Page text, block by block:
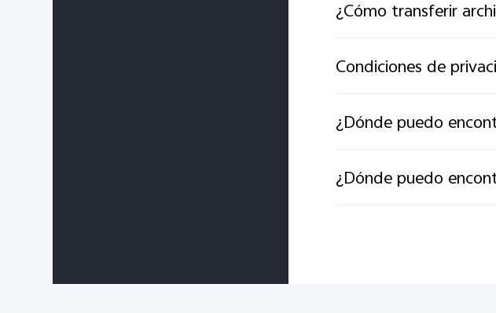
¿Cómo transferir
Condiciones de
¿Dónde puedo
¿Dónde puedo